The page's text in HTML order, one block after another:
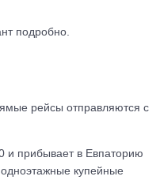
подробно.
рейсы отправляются с
и прибывает в Евпаторию
купейные